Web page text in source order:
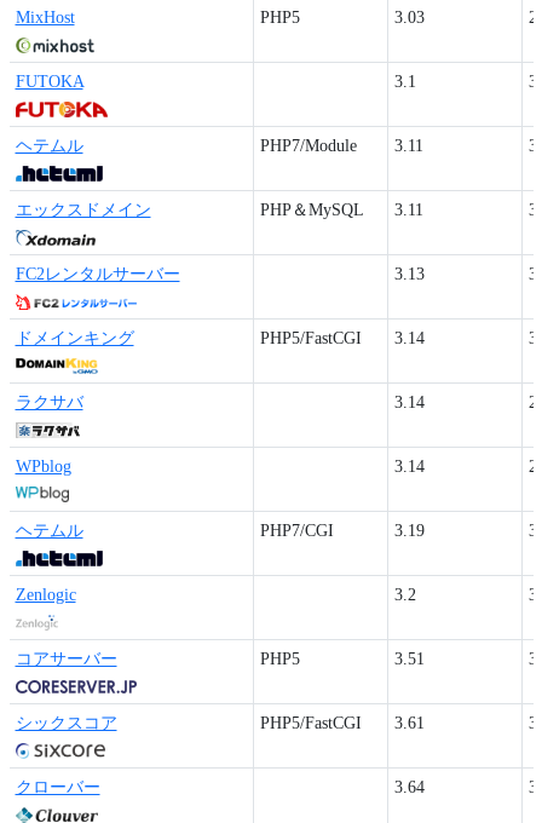
MixHost PHP5 3.03
FUTOKA 3.1
ヘテムル PHP7/Module 3.11
エックスドメイン PHP＆MySQL 3.11
FC2レンタルサーバー 3.13
ドメインキング PHP5/FastCGI 3.14
ラクサバ 3.14
WPblog 3.14
ヘテムル PHP7/CGI 3.19
Zenlogic 3.2
コアサーバー PHP5 3.51
シックスコア PHP5/FastCGI 3.61
クローバー 3.64